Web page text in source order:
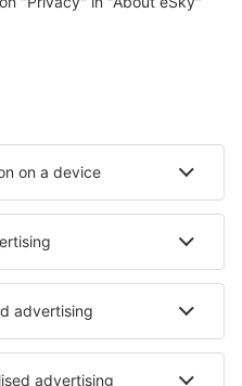
de către utilizatorii eSky
în Comayagua
în La Ceiba
Hoteluri în Erandique